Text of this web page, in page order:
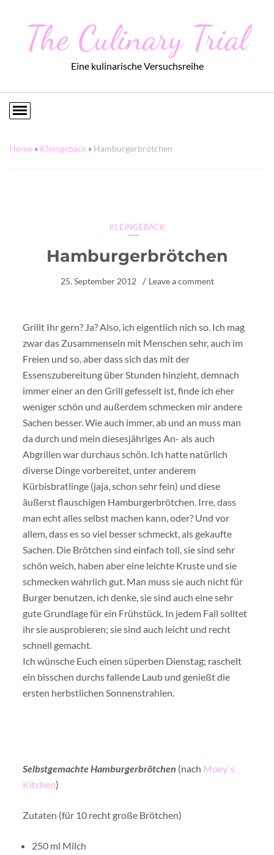
The Culinary Trial
Eine kulinarische Versuchsreihe
Home » Kleingebäck » Hamburgerbrötchen
KLEINGEBÄCK
Hamburgerbrötchen
25. September 2012 Leave a comment
Grillt Ihr gern? Ja? Also, ich eigentlich nich so. Ich mag
zwar das Zusammensein mit Menschen sehr, auch im
Freien und so, aber dass sich das mit der
Essenszubereitung über Stunden hinzieht, demnach
immer einer an den Grill gefesselt ist, finde ich eher
weniger schön und außerdem schmecken mir andere
Sachen besser. Wie auch immer, ab und an muss man
da durch und mein diesesjähriges An- als auch
Abgrillen war durchaus schön. Ich hatte natürlich
diverse Dinge vorbereitet, unter anderem
Kürbisbratlinge (jaja, schon sehr fein) und diese
äußerst flauschigen Hamburgerbrötchen. Irre, dass
man echt alles selbst machen kann, oder? Und vor
allem, dass es so viel besser schmeckt, als gekaufte
Sachen. Die Brötchen sind einfach toll, sie sind sehr
schön weich, haben aber eine leichte Kruste und sie
schmecken wahrlich gut. Man muss sie auch nicht für
Burger benutzen, ich denke, sie sind auch eine sehr
gute Grundlage für ein Frühstück. In jedem Fall solltet
ihr sie ausprobieren; sie sind auch leicht und recht
schnell gemacht.
Ich wünsche Euch einen süperben Dienstag; raschelt
ein bisschen durchs fallende Laub und genießt die
ersten herbstlichen Sonnenstrahlen.
Selbstgemachte Hamburgerbrötchen (nach Moey`s
Kitchen)
Zutaten (für 10 recht große Brötchen)
250 ml Milch